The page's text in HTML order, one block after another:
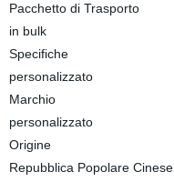
Pacchetto di Trasporto
in bulk
Specifiche
personalizzato
Marchio
personalizzato
Origine
Repubblica Popolare Cinese